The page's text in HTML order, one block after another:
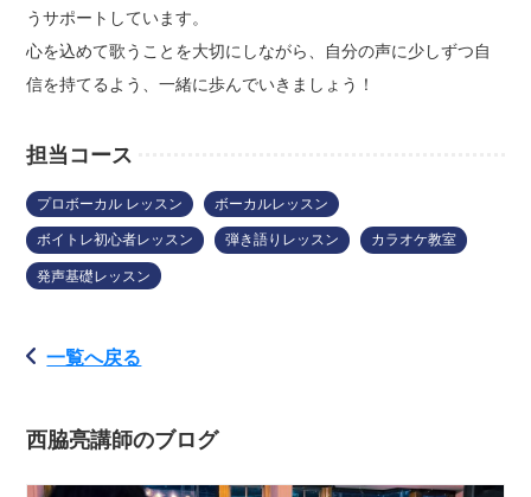
うサポートしています。
心を込めて歌うことを大切にしながら、自分の声に少しずつ自
信を持てるよう、一緒に歩んでいきましょう！
担当コース
プロボーカル レッスン ボーカルレッスン
ボイトレ初心者レッスン 弾き語りレッスン カラオケ教室
発声基礎レッスン
一覧へ戻る
西脇亮講師のブログ